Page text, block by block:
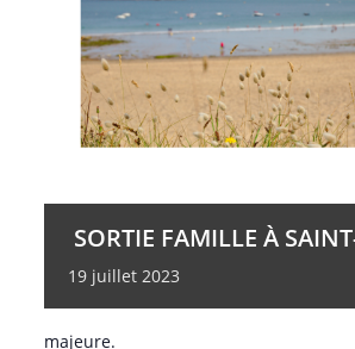
SORTIE FAMILLE À
19 juillet 2023
Ouverte à tous les
SUR INSCRIPTION à
Vous pouvez venir seul, en famille,
mineurs doivent être accompagnés
majeure.